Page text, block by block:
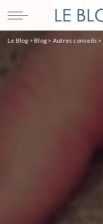
Le Blog >Blog > Autres conseils >